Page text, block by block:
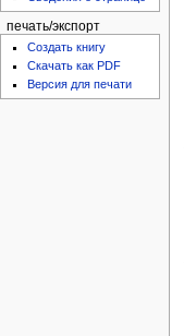
печать/экспорт
Создать книгу
Скачать как PDF
Версия для печати